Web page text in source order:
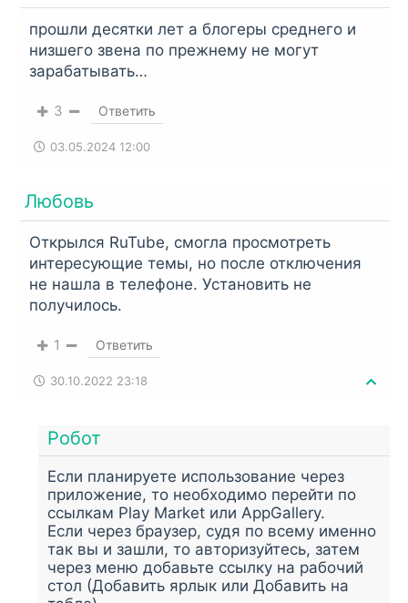
прошли десятки лет а блогеры среднего и
низшего звена по прежнему не могут
зарабатывать…
3 Ответить
03.05.2024 12:00
Любовь
Открылся RuTube, смогла просмотреть
интересующие темы, но после отключения
не нашла в телефоне. Установить не
получилось.
1 Ответить
30.10.2022 23:18
Робот
Если планируете использование через
приложение, то необходимо перейти по
ссылкам Play Market или AppGallery.
Если через браузер, судя по всему именно
так вы и зашли, то авторизуйтесь, затем
через меню добавьте ссылку на рабочий
стол (Добавить ярлык или Добавить на